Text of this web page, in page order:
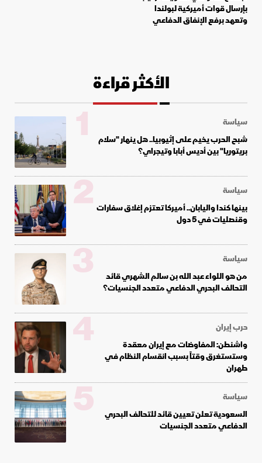
بإرسال قوات أميركية لبولندا
وتعهد برفع الإنفاق الدفاعي
الأكثر قراءة
سياسة
شبح الحرب يخيم على إثيوبيا.. هل ينهار "سلام
بريتوريا" بين أديس أبابا وتيجراي؟
1
سياسة
بينها كندا واليابان.. أميركا تعتزم إغلاق سفارات
وقنصليات في 5 دول
2
سياسة
من هو اللواء عبد الله بن سالم الشهري قائد
التحالف البحري الدفاعي متعدد الجنسيات؟
3
حرب إيران
واشنطن: المفاوضات مع إيران معقدة
وستستغرق وقتاً بسبب انقسام النظام في
طهران
4
سياسة
السعودية تعلن تعيين قائد للتحالف البحري
الدفاعي متعدد الجنسيات
5